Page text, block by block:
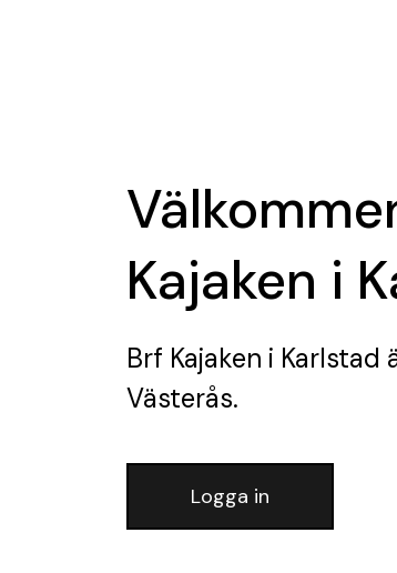
Kajaken i
Brf Kajaken i Karlstad
Västerås.
Logga in